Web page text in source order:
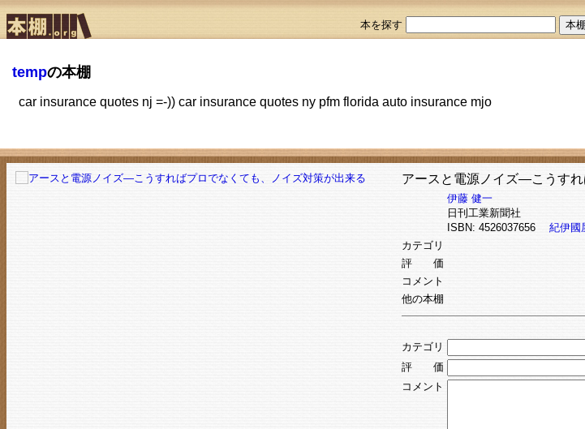
本を探す
tempの本棚
car insurance quotes nj =-)) car insurance quotes ny pfm florida auto insurance mjo
アースと電源ノイズ―こうす
伊藤 健一
日刊工業新聞社
ISBN: 4526037656 紀伊國
カテゴリ
評 価
コメント
他の本棚
カテゴリ
評 価
コメント